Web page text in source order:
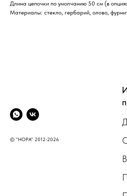
Длина цепочки по умолчанию 50 см (в
Материалы: стекло, гербарий, олово,
© "НОРА" 2012-2026